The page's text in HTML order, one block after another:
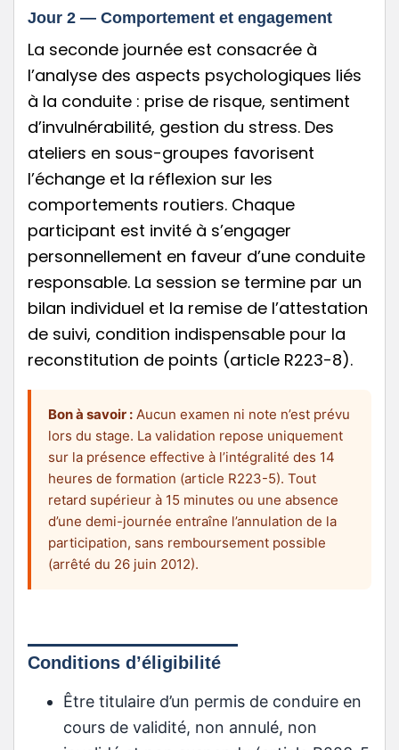
Jour 2 — Comportement et engagement
La seconde journée est consacrée à
l’analyse des aspects psychologiques liés
à la conduite : prise de risque, sentiment
d’invulnérabilité, gestion du stress. Des
ateliers en sous-groupes favorisent
l’échange et la réflexion sur les
comportements routiers. Chaque
participant est invité à s’engager
personnellement en faveur d’une conduite
responsable. La session se termine par un
bilan individuel et la remise de l’attestation
de suivi, condition indispensable pour la
reconstitution de points (article R223-8).
Bon à savoir : Aucun examen ni note n’est prévu
lors du stage. La validation repose uniquement
sur la présence effective à l’intégralité des 14
heures de formation (article R223-5). Tout
retard supérieur à 15 minutes ou une absence
d’une demi-journée entraîne l’annulation de la
participation, sans remboursement possible
(arrêté du 26 juin 2012).
Conditions d’éligibilité
Être titulaire d’un permis de conduire en
cours de validité, non annulé, non